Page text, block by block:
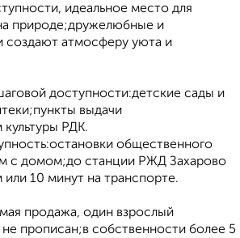
идеальное место для
природе;дружелюбные и
создают атмосферу уюта и
доступности:детские сады и
выдачи
РДК.
общественного
с домом;до станции РЖД Захарово
10 минут на транспорте.
продажа, один взрослый
прописан;в собственности более 5